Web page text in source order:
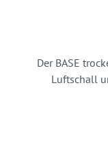
Der BASE
Luftschall